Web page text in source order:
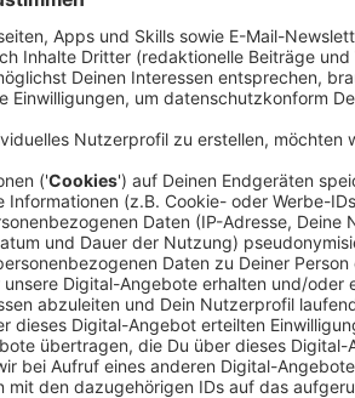
banale Kurzvideo allerdings
Anzeige
Wir
Wir
Ihren